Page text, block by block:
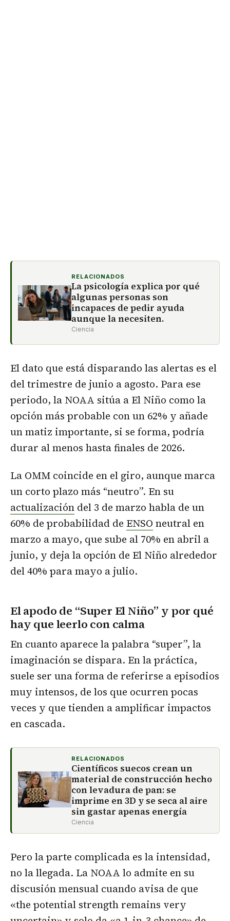
RELACIONADOS
La psicología explica por qué
algunas personas son
incapaces de pedir ayuda
aunque la necesiten.
Ciencia
El dato que está disparando las alertas es el
del trimestre de junio a agosto. Para ese
periodo, la NOAA sitúa a El Niño como la
opción más probable con un 62% y añade
un matiz importante, si se forma, podría
durar al menos hasta finales de 2026.
La OMM coincide en el giro, aunque marca
un corto plazo más “neutro”. En su
actualización del 3 de marzo habla de un
60% de probabilidad de ENSO neutral en
marzo a mayo, que sube al 70% en abril a
junio, y deja la opción de El Niño alrededor
del 40% para mayo a julio.
El apodo de “Super El Niño” y por qué
hay que leerlo con calma
En cuanto aparece la palabra “super”, la
imaginación se dispara. En la práctica,
suele ser una forma de referirse a episodios
muy intensos, de los que ocurren pocas
veces y que tienden a amplificar impactos
en cascada.
RELACIONADOS
Científicos suecos crean un
material de construcción hecho
con levadura de pan: se
imprime en 3D y se seca al aire
sin gastar apenas energía
Ciencia
Pero la parte complicada es la intensidad,
no la llegada. La NOAA lo admite en su
discusión mensual cuando avisa de que
«the potential strength remains very